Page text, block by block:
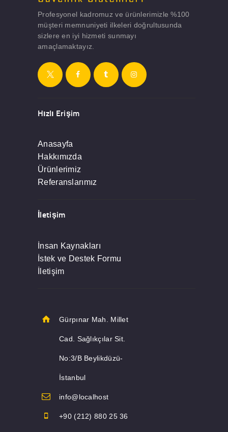
Profesyonel kadromuz ve ürünlerimizle %100
müşteri memnuniyeti ilkeleri doğrultusunda
sizlere en iyi hizmeti sunmayı
amaçlamaktayız.
Hızlı Erişim
Anasayfa
Hakkımızda
Ürünlerimiz
Referanslarımız
İletişim
İnsan Kaynakları
İstek ve Destek Formu
İletişim
Gürpınar Mah. Millet
Cad. Sağlıkçılar Sit.
No:3/B Beylikdüzü-
İstanbul
info@localhost
+90 (212) 880 25 36